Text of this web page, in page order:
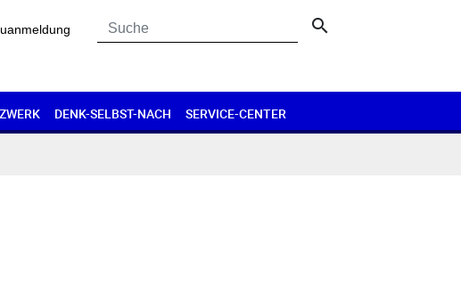
search
DENK-SELBST-NACH SERVICE-CENTER